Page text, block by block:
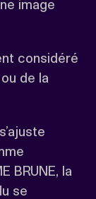
image
considéré
de la
BRUNE, la
se